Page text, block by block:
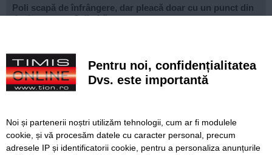
Poli scapă de înfrângere, dar pleacă doar cu un punct din
deplasarea cu Șelimbăr
privat inițiativei Primăriei Timișoara
„Recidivă” la baza sportivă din Dacia. Primăria a ridicat
niște echipamente amplasate ilegal
Ce facem astăzi, 8 august 2026, în Timișoara?
Pentru noi, confidențialitatea
Dvs. este importantă
Noi și partenerii noștri utilizăm tehnologii, cum ar fi modulele
cookie, și vă procesăm datele cu caracter personal, precum
adresele IP și identificatorii cookie, pentru a personaliza anunțurile